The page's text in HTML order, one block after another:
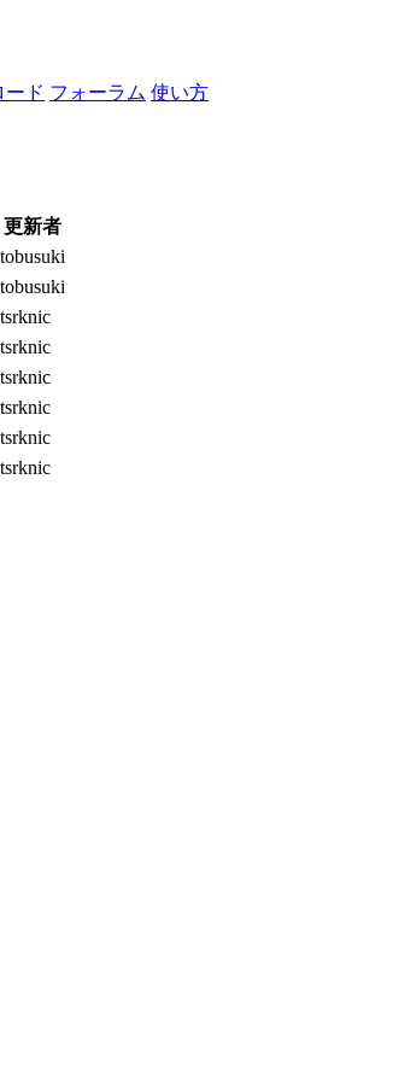
ード フォーラム 使い方
更新者
tobusuki
tobusuki
tsrknic
tsrknic
tsrknic
tsrknic
tsrknic
tsrknic